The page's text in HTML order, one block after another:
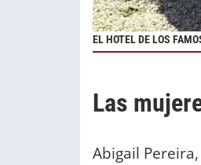
EL HOTEL DE LOS
Las
Abigail